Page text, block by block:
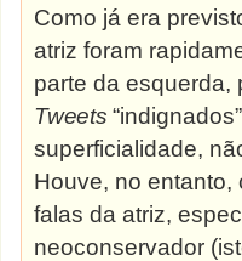
Como já era
atriz foram
parte da esquerda,
Tweets
superficialidade,
Houve, no entanto,
falas da atriz,
neoconservador